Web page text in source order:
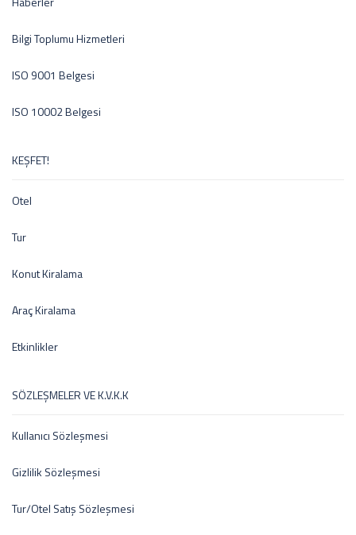
Bilgi Toplumu Hizmetleri
ISO 9001 Belgesi
ISO 10002 Belgesi
KEŞFET!
Otel
Tur
Konut Kiralama
Araç Kiralama
Etkinlikler
SÖZLEŞMELER VE K.V.K.K
Kullanıcı Sözleşmesi
Gizlilik Sözleşmesi
Tur/Otel Satış Sözleşmesi